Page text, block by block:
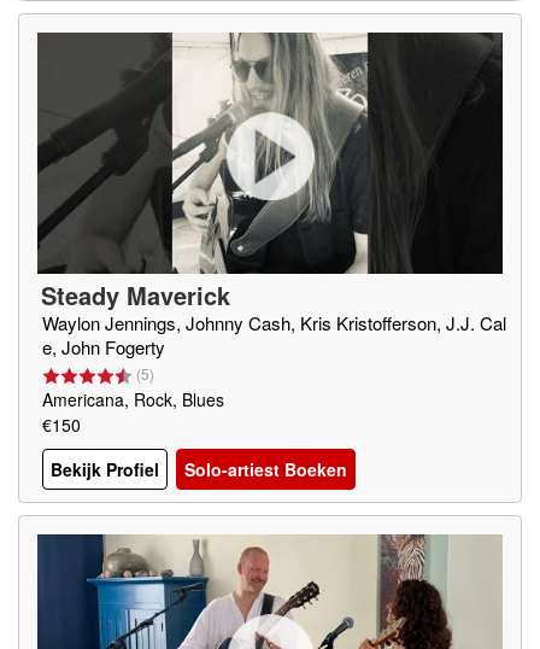
Steady Maverick
Waylon Jennings, Johnny Cash, Kris Kristofferson, J.J. Cal
e, John Fogerty
(5)
Americana, Rock, Blues
€150
Bekijk Profiel
Solo-artiest Boeken